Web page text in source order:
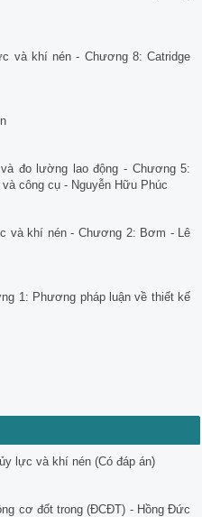
và khí nén - Chương 8: Catridge
đo lường lao động - Chương 5:
công cụ - Nguyễn Hữu Phúc
và khí nén - Chương 2: Bơm - Lê
1: Phương pháp luận về thiết kế
lực và khí nén (Có đáp án)
cơ đốt trong (ĐCĐT) - Hồng Đức